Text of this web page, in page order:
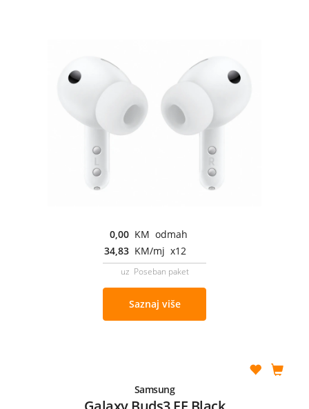
0,00 KM odmah
34,83 KM/mj x12
uz Poseban paket
Saznaj više
Samsung